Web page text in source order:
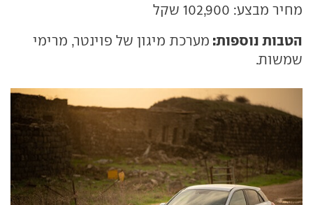
מחיר מבצע: 102,900 שקל
הטבות נוספות: מערכת מיגון של פוינטר, מרימי
שמשות.